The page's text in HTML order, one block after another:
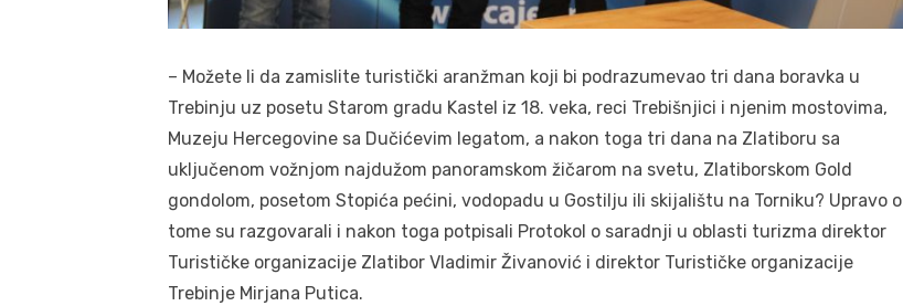
– Možete li da zamislite turistički aranžman koji bi podrazumevao tri dana boravka u
Trebinju uz posetu Starom gradu Kastel iz 18. veka, reci Trebišnjici i njenim mostovima,
Muzeju Hercegovine sa Dučićevim legatom, a nakon toga tri dana na Zlatiboru sa
uključenom vožnjom najdužom panoramskom žičarom na svetu, Zlatiborskom Gold
gondolom, posetom Stopića pećini, vodopadu u Gostilju ili skijalištu na Torniku? Upravo o
tome su razgovarali i nakon toga potpisali Protokol o saradnji u oblasti turizma direktor
Turističke organizacije Zlatibor Vladimir Živanović i direktor Turističke organizacije
Trebinje Mirjana Putica.